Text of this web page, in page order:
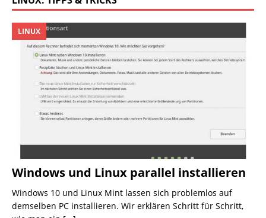
Windows und Linux parallel installieren
LINUX
Windows 10 und Linux Mint lassen sich problemlos auf
demselben PC installieren. Wir erklären Schritt für Schritt,